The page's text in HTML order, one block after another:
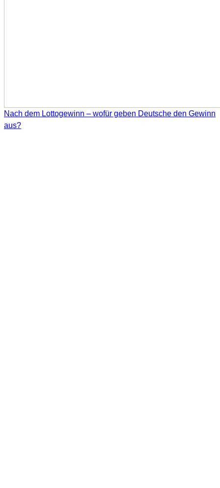
Nach dem Lottogewinn – wofür geben Deutsche den Gewinn
aus?